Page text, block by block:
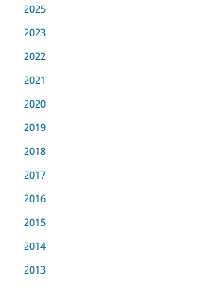
2025
2023
2022
2021
2020
2019
2018
2017
2016
2015
2014
2013